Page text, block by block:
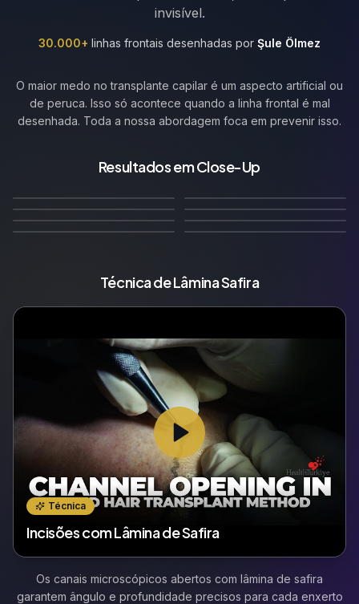
invisível.
30.000+ linhas frontais desenhadas por Şule Ölmez
O maior medo no transplante capilar é um aspecto artificial ou
de peruca. Isso só acontece quando a linha frontal é mal
desenhada. Toda a nossa abordagem foca em prevenir isso.
Resultados em Close-Up
micro-irregularidades
naturais
🇩🇪
irregularidades naturais
Linha Frontal Reta–
10 Meses Depois
Linha frontal recuada
12 Meses Depois
🇳🇱
conservadora natural
14 Meses Depois
🇧🇪
irregular
12 Meses Depois
🇵🇱
Maduro
12 Meses Depois 🇷🇺
Widow's Peak
10 Meses Depois
Técnica de Lâmina Safira
Técnica
Incisões com Lâmina de Safira
Os canais microscópicos abertos com lâmina de safira
garantem ângulo e profundidade precisos para cada enxerto